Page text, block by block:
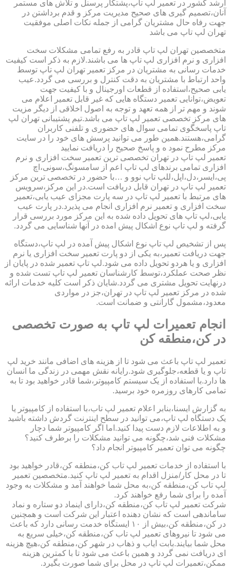
ارشد کشور در تعمیر لپ تاپ،پشتکار پرسنل و تلاش های مستمر
آنان،تصمیم گیری های صحیح مدیریت مرکز و قدم برداشتن در
جهت رفاه حال مشتریان گرامی از جمله نکات اصلی موفقیت
تهران لپ تاپ می باشد
متخصصین تهران لپ تاپ قادر به رفع تمامی مشکلات سخت
افزاری و نرم افزاری لپ تاپ ها می باشند.لازم به ذکر است کیفیت
خدمات رسانی به مشتریان در مرکز تعمیر تهران لپ تاپ توسط
واحد ارتباط با مشتریان به دقت کنترل و بررسی می گردد.عیب
یابی صحیح،استفاده از قطعات اورجینال و با کیفیت جهت
تعویض،توانایی تعمیر دستگاه هایی که غیر قابل تعمیر اعلام می
شوند و مهم تر از همه تعهد و توجه به اصول اخلاقی از دیگر مزیت
های مرکز تخصصی تعمیر لپ تاپ می باشد.تیم پشتیبانی تهران لپ
تاپ پاسخگوی تمامی سوال های حضوری و تلفنی کاربران
گرامی،هستند.همین طور می توانید پرسش های خود را در سایت
مرکز مطرح نمود ه و پاسخ صحیح را دریافت نمایید
تعمیر لپ تاپ در تهران تخصصی ترین تعمیر سخت افزاری و نرم
افزاری تمامی برندهای لپ تاپ اعم از سامسونگ،سونی،اچ
پی،ایسر،دل،اپل،للپ تاپ نوو و …با حضور در تخصصی ترین مرکز
تعمیر لپ تاپ در تهران قابل دریافت است.در این مرکز،سرویس
های مرتبط با تعمیر لپ تاپ در سه پارت مجزای عیب یابی،تعمیر
سخت افزاری و تعمیر نرم افزاری انجام می پذیرد.در پارت عیب
یابی،لپ تاپ های تحویل داده شده به این مرکز مورد بررسی قرار
گرفته و لپ تاپ نوع اشکال پیش امده در آنها شناسایی می گردد.
پس از تشخیص لپ تاپ نوع اشکال پیش آمده در لپ تاپ،دستگاه
جهت دریافت تعمیر،به یکی از دو پارت تعمیر سخت افزاری یا نرم
افزاری و یا هردو تحویل داده می شود.لپ تاپ تعمیر شده در پایان از
نظر صحت عملکرد،توسط کارشناسان تعمیر لپ تاپ تست شده و
درنهایت تحویل مشتری می گردد.شایان ذکر است کلیه خدمات ارائه
شده در مرکز تعمیر لپ تاپ در تهران،جز در مواردی
معدود،مشمول گارانتی و ضمانت است.
انجام تعمیرات لپ تاپ به صورت تخصصی
در کن،منطقه کن
تعمیر لپ تاپ باعث می شود تا از هزینه های اضافی مانند خرید لپ
تاپ و یا قطعه،جلوگیری شود.رایانه نقش مهمی در زندگی ما انسان
ها دارد.با استفاده از یک سیستم کامپیوتر،شما قادر خواهید بود تا به
تمامی کارهای روزمره خود برسید.
به گزارش ایسنا،بنابر اعلام تعمیر لپ تاب،با استفاده از کامپیوتر یا
یک دستگاه لپ تاپ،می توانید در سطح اینترنت گردش داشته باشید
و به اطلاعات لازم دست پیدا کنید.اما اگر کامپیوتر شما دچار
مشکلات فنی شد،چگونه می توانید مشکلات را برطرف کنید؟
چگونه می توان تعمیر کامپیوتر انجام داد؟
با استفاده از خدمات تعمیر لپ تاب کن،منطقه کن،قادر خواهید بود
تا در محل کار/منزل اقدام به تعمیر لپ تاپ کنید.متخصصین تعمیر
لپ تاب کن،منطقه کن،به محل شما خواهند آمد و مشکلات به وجود
آمده را برای شما رفع خواهند کرد.
شرکت تعمیر لپ تاب کن،منطقه کن،دارای اینماد دو ستاره و نماد
ساماندهی است که نشان دهنده اعتبار این شرکت است و همچنین
در کن،منطقه کن،بیش از ۱۰ ایستگاه خدمت رسانی دارد که باعث
می شود تا نیروهای تعمیر لپ تاب کن،منطقه کن،خیلی سریع به
محل شما بیایند.بابت ایاب و ذهاب در شهر کن،منطقه کن،هیچ هزینه
ای دریافت نمی گردد و همین باعث می شود تا با کمترین هزینه
ممکن،تعمیرات لپ تاپ در محل برای شما صورت بگیرد.